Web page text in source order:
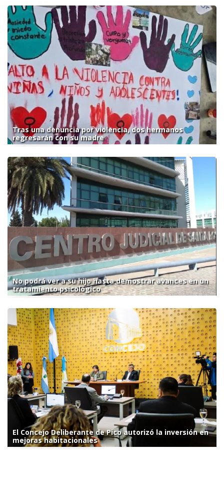
Tras una denuncia por violencia, dos hermanos
regresarán con su madre
No podrá ver a su hijo hasta demostrar avances en un
tratamiento psicológico
El Concejo Deliberante de Pico autorizó la inversión en
mejoras habitacionales